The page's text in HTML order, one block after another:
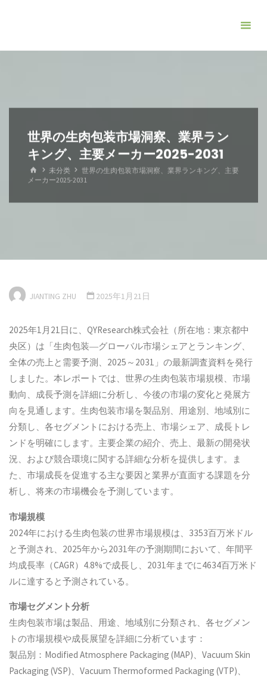
世界の生肉包装市場洞察、業界ラン
キング、主要メーカー2025-2031
ホ
ー
未分类
世界の生肉包装市場洞察、業界ランキング、主要
メーカー2025-2031
JIANTING ZHU 2025年1月21日
2025年1月21日に、QYResearch株式会社（所在地：東京都中
央区）は「生肉包装―グローバル市場シェアとランキング、
全体の売上と需要予測、2025～2031」の最新調査資料を発行
しました。本レポートでは、世界の生肉包装市場規模、市場
動向、成長予測を詳細に分析し、今後の市場の変化と発展方
向を見通します。生肉包装市場を製品別、用途別、地域別に
分類し、各セグメントにおける売上、市場シェア、成長トレ
ンドを明確にします。主要企業の紹介、売上、最新の開発状
況、および競合環境に関する詳細な分析を提供します。ま
た、市場成長を促進する主な要因と業界が直面する課題を分
析し、将来の市場機会を予測しています。
市場規模
2024年における生肉包装の世界市場規模は、3353百万米ドル
と予測され、2025年から2031年の予測期間において、年間平
均成長率（CAGR）4.8%で成長し、2031年までに4634百万米ド
ルに達すると予測されている。
市場セグメント分析
生肉包装市場は製品、用途、地域別に分類され、各セグメン
トの市場規模や成長展望を詳細に分析ています：
製品別：Modified Atmosphere Packaging (MAP)、Vacuum Skin
Packaging (VSP)、Vacuum Thermoformed Packaging (VTP)、